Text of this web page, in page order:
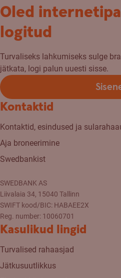
Oled
logitud
Turvaliseks lahkumiseks sulge
jätkata, logi palun uuesti sisse.
Kontaktid
Kontaktid, esindused ja
Aja broneerimine
Swedbankist
SWEDBANK AS
Liivalaia 34, 15040 Tallinn
SWIFT kood/BIC: HABAEE2X
Reg. number: 10060701
Kasulikud lingid
Turvalised rahaasjad
Jätkusuutlikkus